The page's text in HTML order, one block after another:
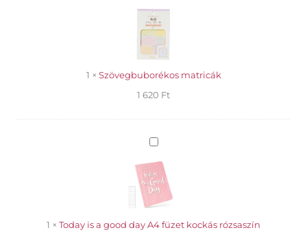
matricák
1 × Szövegbuborékos matricák
1 620 Ft
Today
a
good
day
A4
füzet
1 × Today is a good day A4 füzet kockás rózsaszín